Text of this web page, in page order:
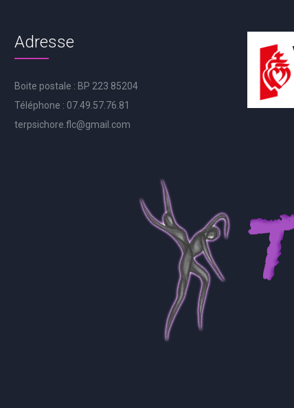
Adresse
Boite postale : BP 223 85204
Téléphone : 07.49.57.76.81
terpsichore.flc@gmail.com